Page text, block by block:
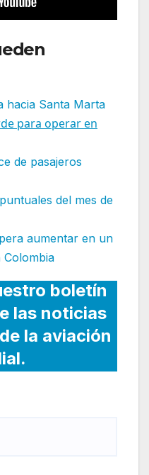
hacia Santa Marta
para operar en
de pasajeros
del mes de
aumentar en un
Colombia
boletín
las noticias
la aviación